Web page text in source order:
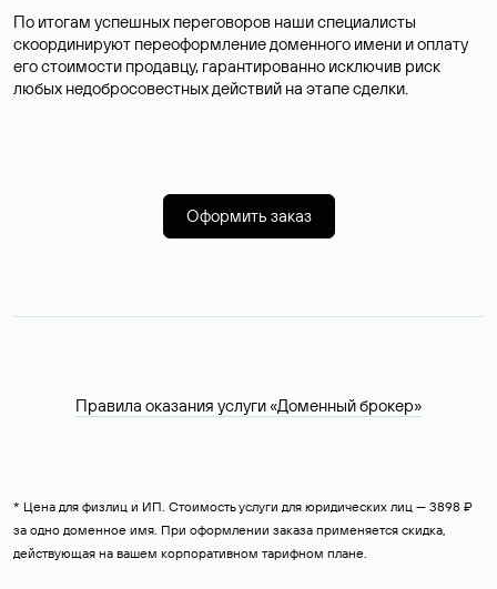
По итогам успешных переговоров наши специалисты
скоординируют переоформление доменного имени и оплату
его стоимости продавцу, гарантированно исключив риск
любых недобросовестных действий на этапе сделки.
Оформить заказ
Правила оказания услуги «Доменный брокер»
* Цена для физлиц и ИП. Стоимость услуги для юридических лиц — 3898 ₽
за одно доменное имя. При оформлении заказа применяется скидка,
действующая на вашем корпоративном тарифном плане.